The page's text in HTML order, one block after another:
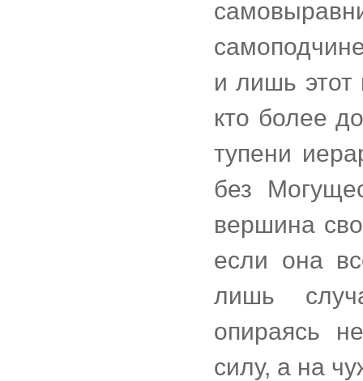
и лишь этот
кто более
тупени
без
вершина
если она
лишь
опираясь
силу, а на